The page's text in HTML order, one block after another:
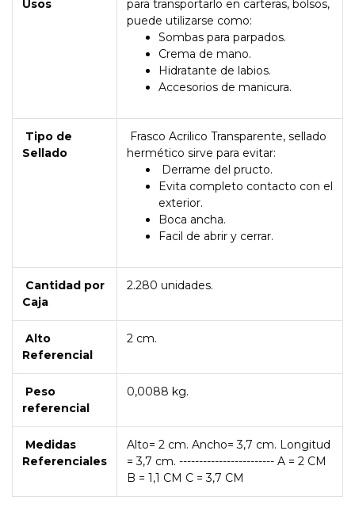
Usos
para transportarlo en carteras, bolsos,
puede utilizarse como:
Sombas para parpados.
Crema de mano.
Hidratante de labios.
Accesorios de manicura.
Tipo de
Sellado
Frasco Acrilico Transparente, sellado
hermético sirve para evitar:
Derrame del pructo.
Evita completo contacto con el
exterior.
Boca ancha.
Facil de abrir y cerrar.
Cantidad por
Caja
2.280 unidades.
Alto
Referencial
2 cm.
Peso
referencial
0,0088 kg.
Medidas
Referenciales
Alto= 2 cm. Ancho= 3,7 cm. Longitud
= 3,7 cm. ------------------------ A = 2 CM
B = 1,1 CM C = 3,7 CM